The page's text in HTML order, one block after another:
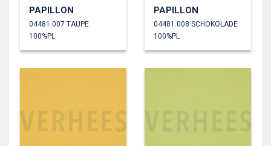
PAPILLON
04481.007 TAUPE
100%PL
PAPILLON
04481.008 SCHOKOLADE
100%PL